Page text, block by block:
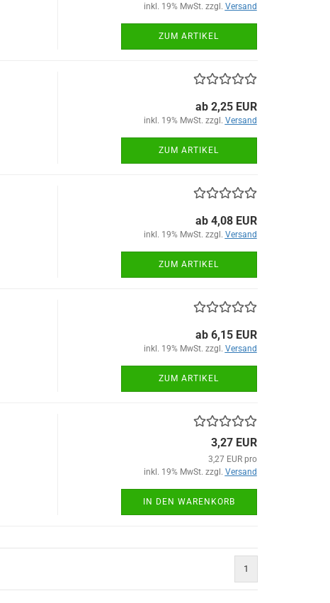
inkl. 19% MwSt. zzgl. Versand
ZUM ARTIKEL
ab 2,25 EUR
inkl. 19% MwSt. zzgl. Versand
ZUM ARTIKEL
ab 4,08 EUR
inkl. 19% MwSt. zzgl. Versand
ZUM ARTIKEL
ab 6,15 EUR
inkl. 19% MwSt. zzgl. Versand
ZUM ARTIKEL
3,27 EUR
3,27 EUR pro
inkl. 19% MwSt. zzgl. Versand
IN DEN WARENKORB
1